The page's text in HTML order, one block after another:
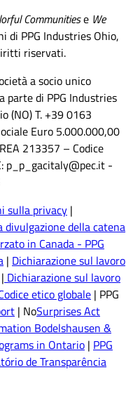
Communitiese We
di PPG Industries Ohio,
riservati.
a socio unico
parte di PPG Industries
(NO) T. +39 0163
Euro 5.000.000,00
213357 – Codice
p_p_gacitaly@pec.it -
sulla privacy |
divulgazione della catena
in Canada - PPG
| Dichiarazione sul lavoro
| Dichiarazione sul lavoro
etico globale | PPG
| NoSurprises Act
Bodelshausen &
in Ontario | PPG
de Transparência